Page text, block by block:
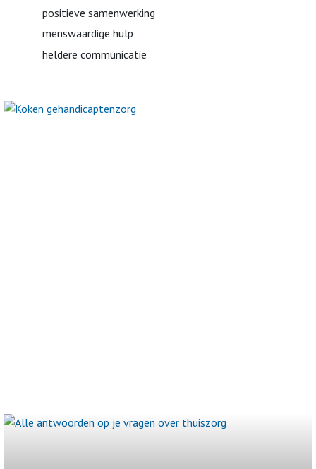
positieve samenwerking
menswaardige hulp
heldere communicatie